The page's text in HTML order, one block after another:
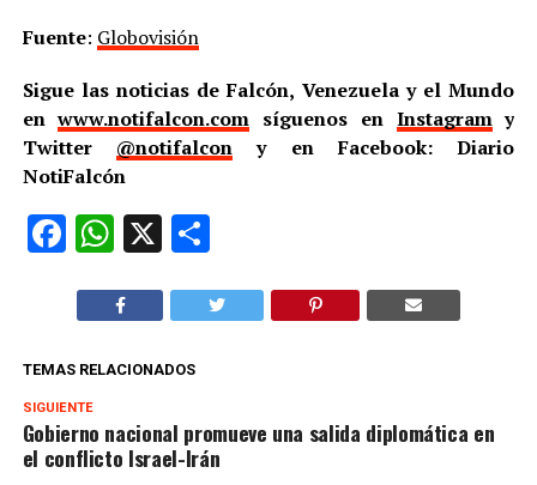
Fuente: Globovisión
Sigue las noticias de Falcón, Venezuela y el Mundo
enwww.notifalcon.com síguenos en Instagramy
Twitter @notifalcon y en Facebook: Diario
NotiFalcón
Facebook
WhatsApp
X
TEMAS RELACIONADOS
SIGUIENTE
Gobierno nacional promueve una salida diplomática en
el conflicto Israel-Irán